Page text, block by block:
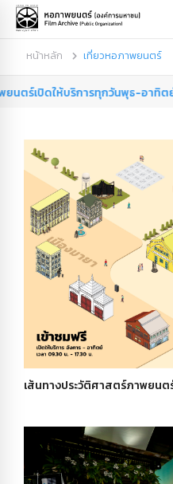
หน้าหลัก เที่ยวหอภาพยนตร์
การทุกวันพุธ-อาทิตย์ ตั้งแต่เวลา
เส้นทางประวัติศาสตร์ภาพยนต